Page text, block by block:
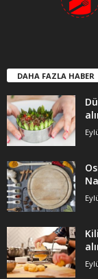
DAHA FAZLA HABER